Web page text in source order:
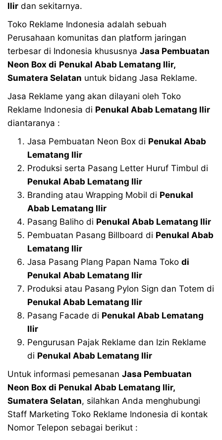
Ilir dan sekitarnya.
Toko Reklame Indonesia adalah sebuah
Perusahaan komunitas dan platform jaringan
terbesar di Indonesia khususnya Jasa Pembuatan
Neon Box di Penukal Abab Lematang Ilir,
Sumatera Selatan untuk bidang Jasa Reklame.
Jasa Reklame yang akan dilayani oleh Toko
Reklame Indonesia di Penukal Abab Lematang Ilir
diantaranya :
Jasa Pembuatan Neon Box di Penukal Abab
Lematang Ilir
Produksi serta Pasang Letter Huruf Timbul di
Penukal Abab Lematang Ilir
Branding atau Wrapping Mobil di Penukal
Abab Lematang Ilir
Pasang Baliho di Penukal Abab Lematang Ilir
Pembuatan Pasang Billboard di Penukal Abab
Lematang Ilir
Jasa Pasang Plang Papan Nama Toko di
Penukal Abab Lematang Ilir
Produksi atau Pasang Pylon Sign dan Totem di
Penukal Abab Lematang Ilir
Pasang Facade di Penukal Abab Lematang
Ilir
Pengurusan Pajak Reklame dan Izin Reklame
di Penukal Abab Lematang Ilir
Untuk informasi pemesanan Jasa Pembuatan
Neon Box di Penukal Abab Lematang Ilir,
Sumatera Selatan, silahkan Anda menghubungi
Staff Marketing Toko Reklame Indonesia di kontak
Nomor Telepon sebagai berikut :